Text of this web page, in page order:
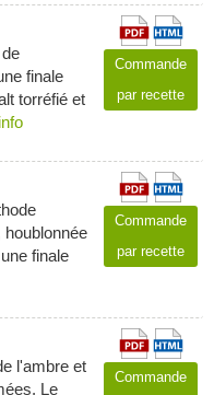
finale
torréfié et
Commande
par recette
finale
Commande
par recette
l'ambre et
Le
Commande